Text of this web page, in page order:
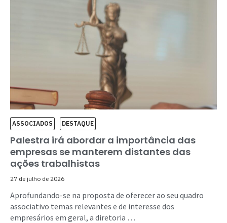
ASSOCIADOS DESTAQUE
Palestra irá abordar a importância das
empresas se manterem distantes das
ações trabalhistas
27 de julho de 2026
Aprofundando-se na proposta de oferecer ao seu quadro
associativo temas relevantes e de interesse dos
empresários em geral, a diretoria …